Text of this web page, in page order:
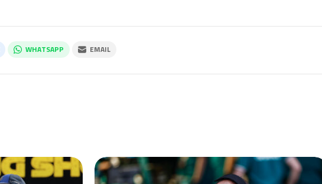
WHATSAPP EMAIL